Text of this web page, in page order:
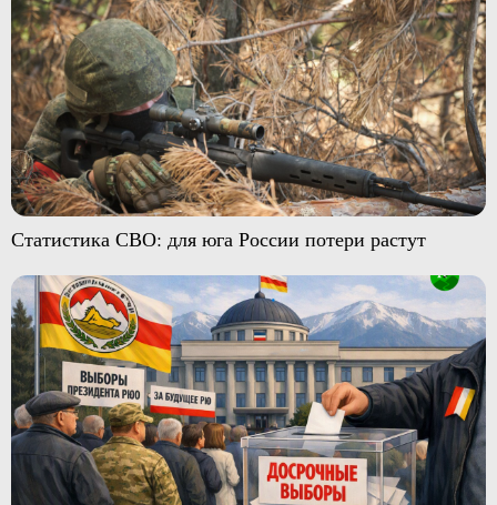
Статистика СВО: для юга России потери растут